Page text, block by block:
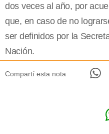
dos veces al año, por
que, en caso de no
ser definidos por la
Nación.
Compartí esta nota